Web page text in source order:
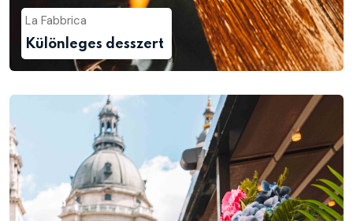
La Fabbrica
Különleges desszert